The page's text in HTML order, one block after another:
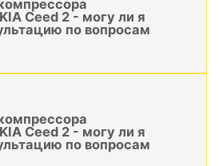
Ceed 2 - могу ли я
по вопросам
Ceed 2 - могу ли я
по вопросам